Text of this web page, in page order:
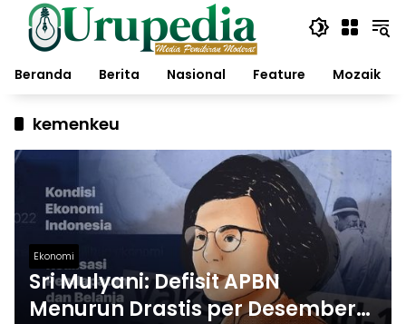
Langsung
konten
Beranda
Berita Nasional Feature Mozaik
kemenkeu
Ekonomi
Sri Mulyani: Defisit APBN
Menurun Drastis per Desember